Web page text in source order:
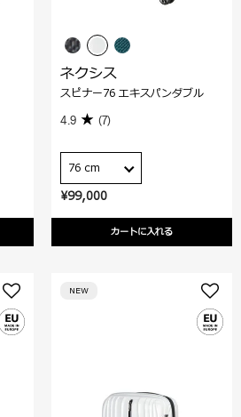
¥99,000
カートに入れる
ネクシス
スピナー76 エキスパンダブル
4.9 (7)
76 cm
NEW